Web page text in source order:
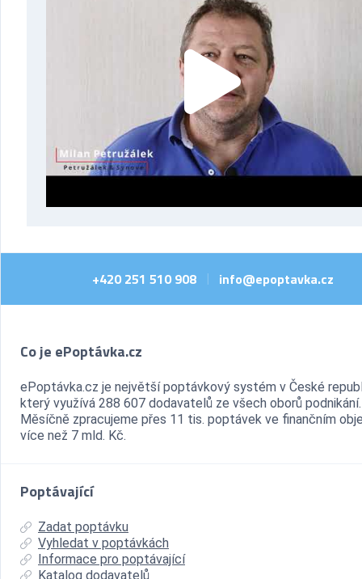
+420 251 510 908 info@epoptavka.cz
Co je ePoptávka.cz
ePoptávka.cz je největší poptávkový systém v České
který využívá 288 607 dodavatelů ze všech oborů podnikání.
Měsíčně zpracujeme přes 11 tis. poptávek ve finančním
více než 7 mld. Kč.
Poptávající
Zadat poptávku
Vyhledat v poptávkách
Informace pro poptávající
Katalog dodavatelů